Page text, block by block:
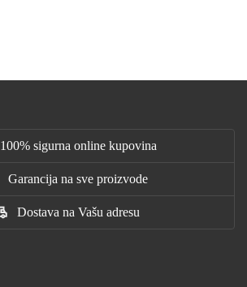
100% sigurna online kupovina
Garancija na sve proizvode
Dostava na Vašu adresu